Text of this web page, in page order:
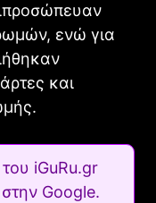
ενώ για
και
iGuRu.gr
Google.